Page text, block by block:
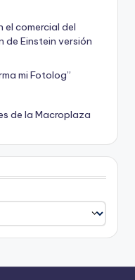
el comercial del
de Einstein versión
mi Fotolog”
de la Macroplaza